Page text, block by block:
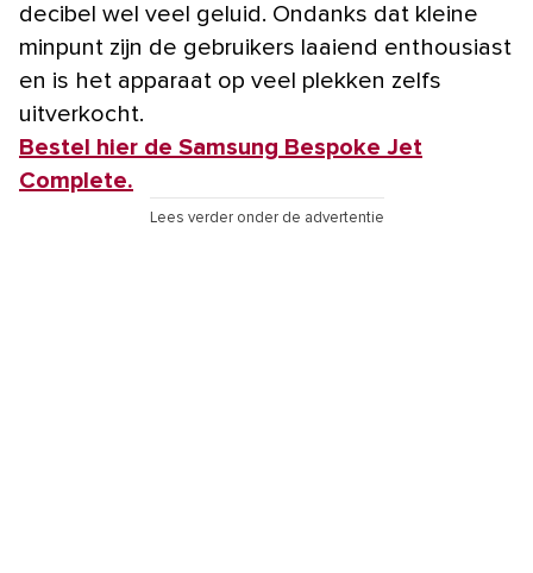
decibel wel veel geluid. Ondanks dat kleine
minpunt zijn de gebruikers laaiend enthousiast
en is het apparaat op veel plekken zelfs
uitverkocht.
Bestel hier de Samsung Bespoke Jet
Complete.
Lees verder onder de advertentie